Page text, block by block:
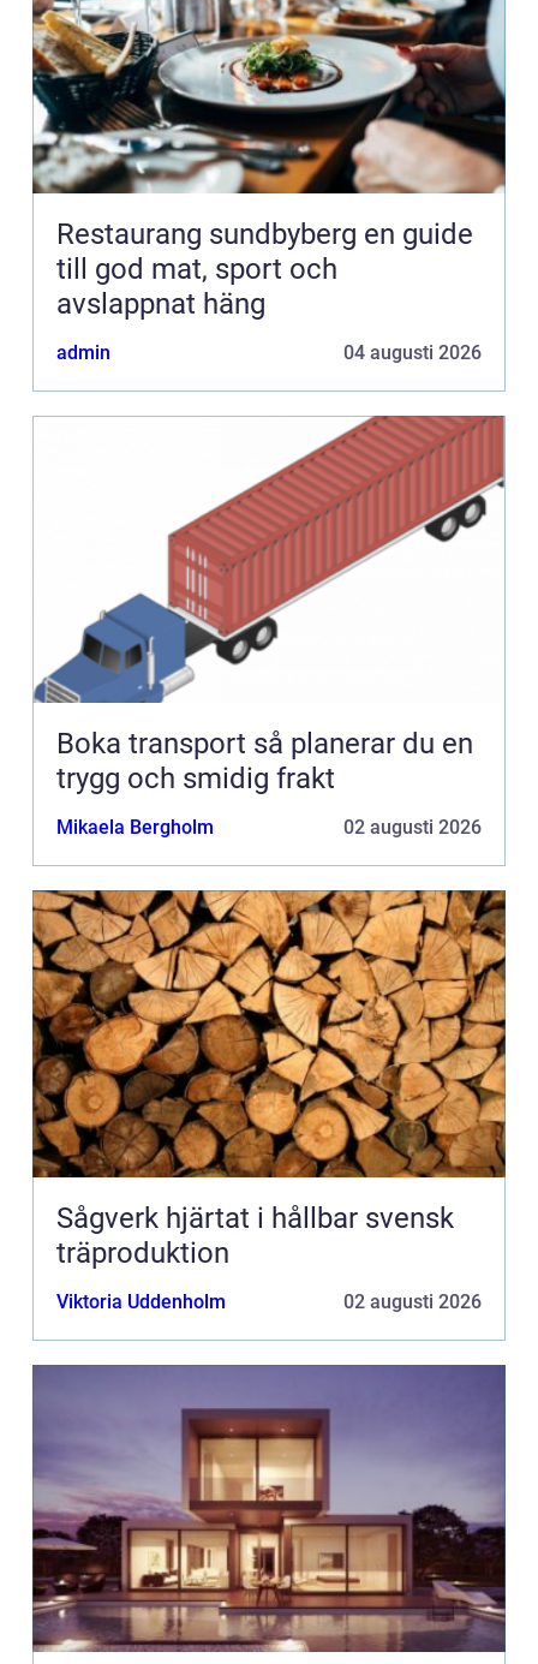
Restaurang sundbyberg en guide
till god mat, sport och
avslappnat häng
admin 04 augusti 2026
Boka transport så planerar du en
trygg och smidig frakt
Mikaela Bergholm 02 augusti 2026
Sågverk hjärtat i hållbar svensk
träproduktion
Viktoria Uddenholm 02 augusti 2026